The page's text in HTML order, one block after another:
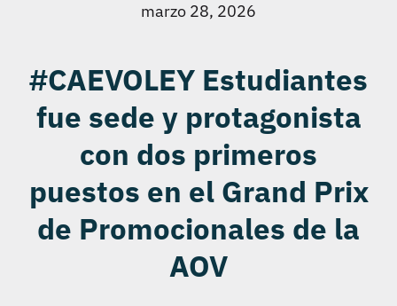
Contacto
marzo 28, 2026
#CAEVOLEY Estudiantes
fue sede y protagonista
con dos primeros
puestos en el Grand Prix
de Promocionales de la
AOV